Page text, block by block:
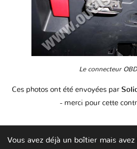
Le connecteur
Ces photos ont été envoyées par
- merci pour cette
Vous avez déjà un boîtier mais